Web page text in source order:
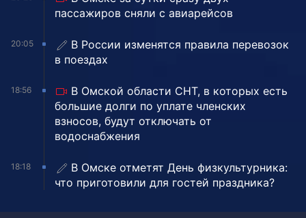
пассажиров сняли с авиарейсов
20:05
В России изменятся правила перевозок
в поездах
18:56
В Омской области СНТ, в которых есть
большие долги по уплате членских
взносов, будут отключать от
водоснабжения
18:18
В Омске отметят День физкультурника:
что приготовили для гостей праздника?